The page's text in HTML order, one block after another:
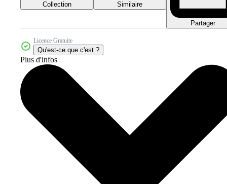
Collection Similaire
Partager
Licence Gratuite
Qu'est-ce que c'est ?
Plus d'infos